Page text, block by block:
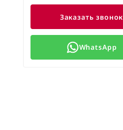
Заказать звонок
WhatsApp